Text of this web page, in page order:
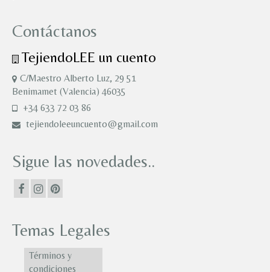
Contáctanos
TejiendoLEE un cuento
C/Maestro Alberto Luz, 29 51
Benimamet (Valencia) 46035
+34 633 72 03 86
tejiendoleeuncuento@gmail.com
Sigue las novedades..
Temas Legales
Términos y
condiciones